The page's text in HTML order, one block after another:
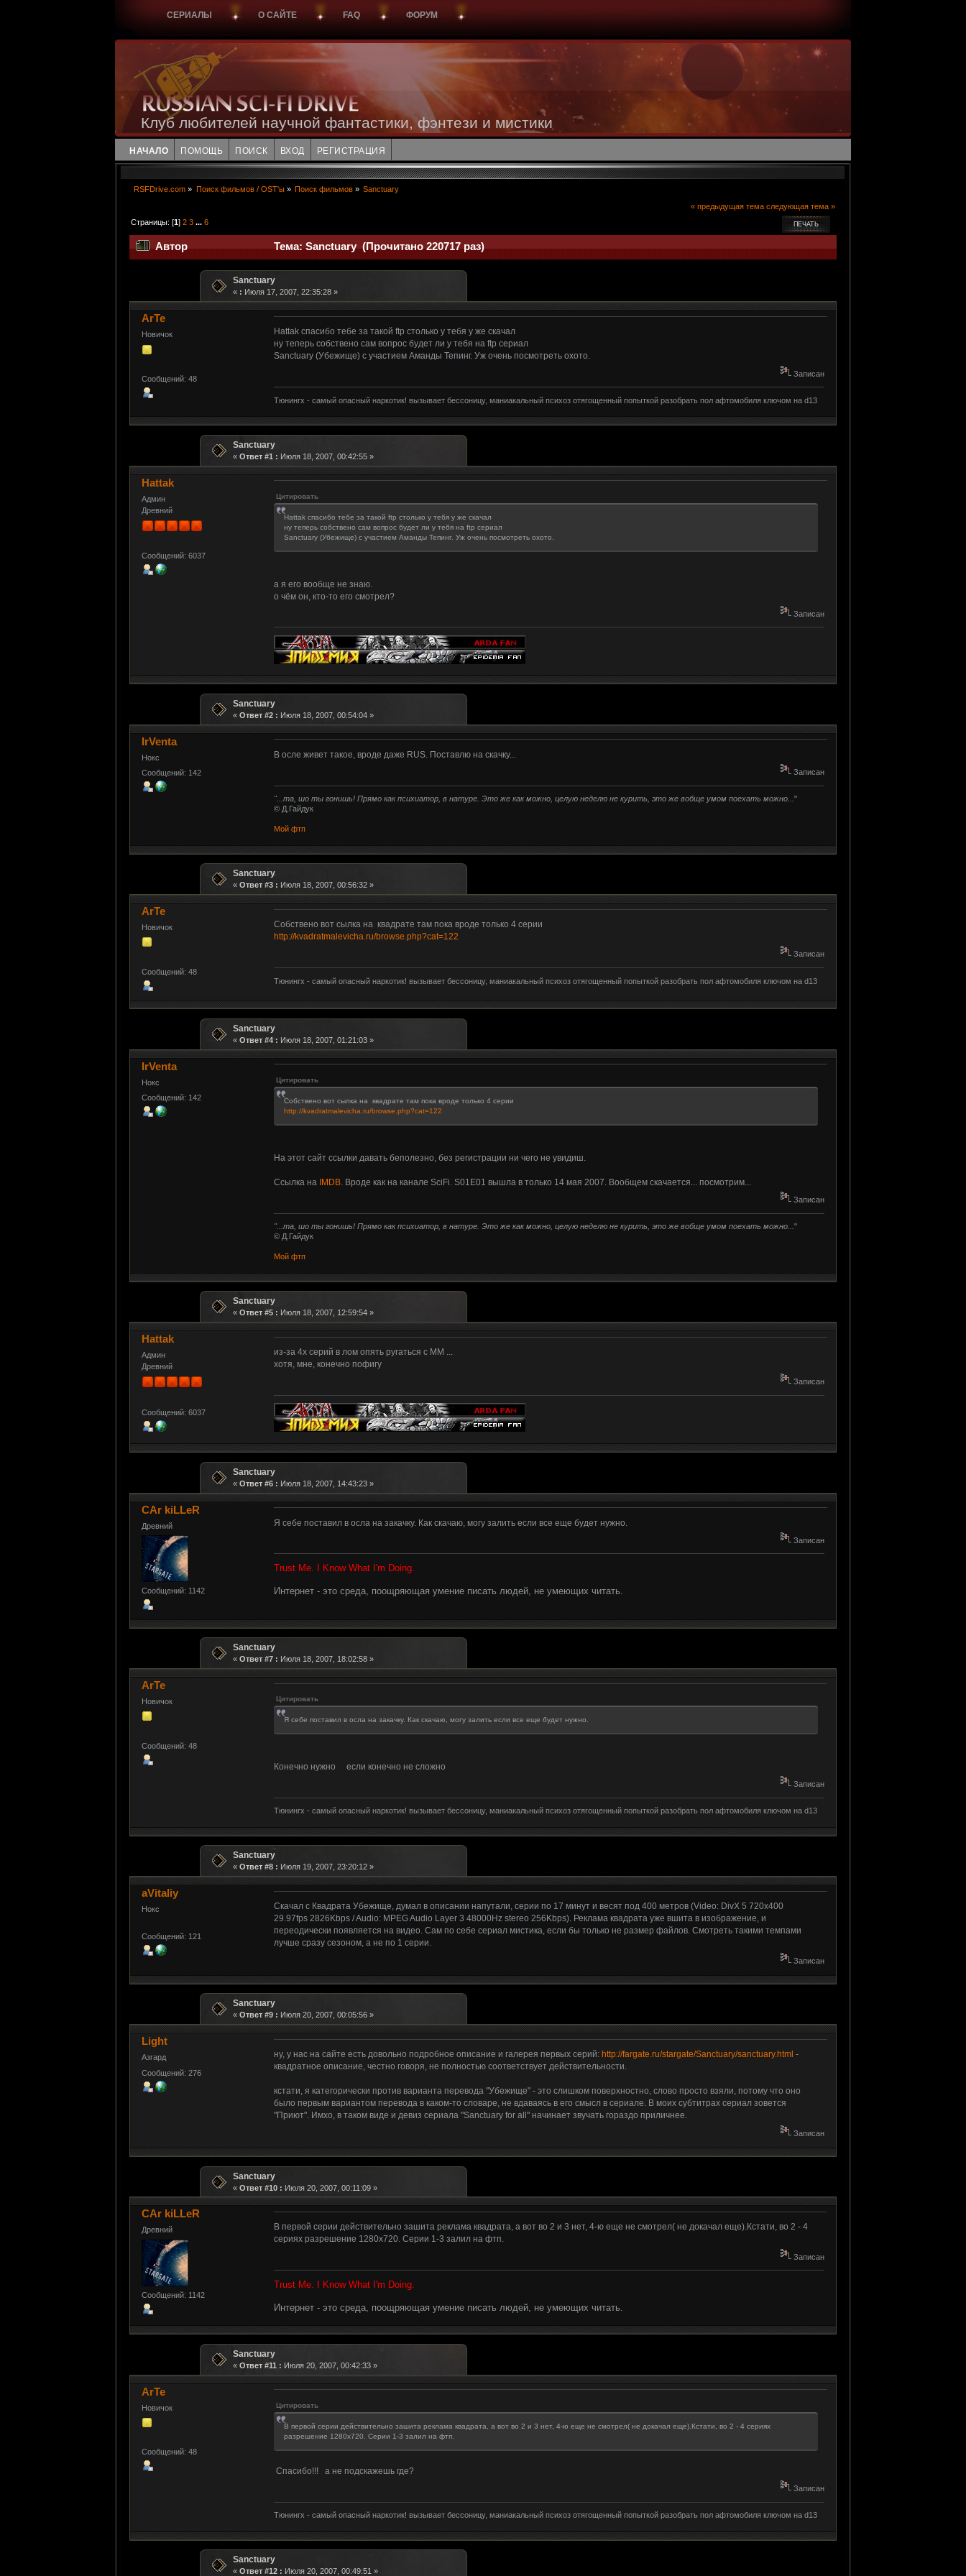
СЕРИАЛЫ О САЙТЕ FAQ ФОРУМ
Клуб любителей научной фантастики, фэнтези и мистики
НАЧАЛО ПОМОЩЬ ПОИСК ВХОД РЕГИСТРАЦИЯ
RSFDrive.com » Поиск фильмов / OST'ы» Поиск фильмов» Sanctuary
« предыдущая тема следующая тема »
ПЕЧАТЬ
Страницы: [1]2 3 ...6
Автор Тема: Sanctuary (Прочитано 220717 раз)
Sanctuary
« : Июля 17, 2007, 22:35:28 »
ArTe
Новичок
Сообщений: 48
Hattak спасибо тебе за такой ftp столько у тебя у же скачал
ну теперь собствено сам вопрос будет ли у тебя на ftp сериал
Sanctuary (Убежище) с участием Аманды Тепинг. Уж очень посмотреть охото.
Записан
Тюнингх - самый опасный наркотик! вызывает бессоницу, маниакальный психоз отягощенный попыткой разобрать пол афтомобиля ключом на d13
Sanctuary
«Ответ #1 : Июля 18, 2007, 00:42:55 »
Hattak
Админ
Древний
Сообщений: 6037
Цитировать
Hattak спасибо тебе за такой ftp столько у тебя у же скачал
ну теперь собствено сам вопрос будет ли у тебя на ftp сериал
Sanctuary (Убежище) с участием Аманды Тепинг. Уж очень посмотреть охото.
а я его вообще не знаю.
о чём он, кто-то его смотрел?
Записан
Sanctuary
«Ответ #2 : Июля 18, 2007, 00:54:04 »
IrVenta
Нокс
Сообщений: 142
В осле живет такое, вроде даже RUS. Поставлю на скачку...
Записан
"...та, шо ты гонишь! Прямо как психиатор, в натуре. Это же как можно, целую неделю не курить, это же вобще умом поехать можно... "
© Д.Гайдук
Мой фтп
Sanctuary
«Ответ #3 : Июля 18, 2007, 00:56:32 »
ArTe
Новичок
Сообщений: 48
Собствено вот сылка на квадрате там пока вроде только 4 серии
http://kvadratmalevicha.ru/browse.php?cat=122
Записан
Тюнингх - самый опасный наркотик! вызывает бессоницу, маниакальный психоз отягощенный попыткой разобрать пол афтомобиля ключом на d13
Sanctuary
«Ответ #4 : Июля 18, 2007, 01:21:03 »
IrVenta
Нокс
Сообщений: 142
Цитировать
Собствено вот сылка на квадрате там пока вроде только 4 серии
http://kvadratmalevicha.ru/browse.php?cat=122
На этот сайт ссылки давать беполезно, без регистрации ни чего не увидиш.
Ссылка на IMDB. Вроде как на канале SciFi. S01E01 вышла в только 14 мая 2007. Вообщем скачается... посмотрим...
Записан
"...та, шо ты гонишь! Прямо как психиатор, в натуре. Это же как можно, целую неделю не курить, это же вобще умом поехать можно... "
© Д.Гайдук
Мой фтп
Sanctuary
«Ответ #5 : Июля 18, 2007, 12:59:54 »
Hattak
Админ
Древний
Сообщений: 6037
из-за 4х серий в лом опять ругаться с ММ ...
хотя, мне, конечно пофигу
Записан
Sanctuary
«Ответ #6 : Июля 18, 2007, 14:43:23 »
CAr kiLLeR
Древний
Сообщений: 1142
Я себе поставил в осла на закачку. Как скачаю, могу залить если все еще будет нужно.
Записан
Trust Me. I Know What I'm Doing.
Интернет - это среда, поощряющая умение писать людей, не умеющих читать.
Sanctuary
«Ответ #7 : Июля 18, 2007, 18:02:58 »
ArTe
Новичок
Сообщений: 48
Цитировать
Я себе поставил в осла на закачку. Как скачаю, могу залить если все еще будет нужно.
Конечно нужно если конечно не сложно
Записан
Тюнингх - самый опасный наркотик! вызывает бессоницу, маниакальный психоз отягощенный попыткой разобрать пол афтомобиля ключом на d13
Sanctuary
«Ответ #8 : Июля 19, 2007, 23:20:12 »
aVitaliy
Нокс
Сообщений: 121
Скачал с Квадрата Убежище, думал в описании напутали, серии по 17 минут и весят под 400 метров (Video: DivX 5 720x400
29.97fps 2826Kbps / Audio: MPEG Audio Layer 3 48000Hz stereo 256Kbps). Реклама квадрата уже вшита в изображение, и
переодически появляется на видео. Сам по себе сериал мистика, если бы только не размер файлов. Смотреть такими темпами
лучше сразу сезоном, а не по 1 серии.
Записан
Sanctuary
«Ответ #9 : Июля 20, 2007, 00:05:56 »
Light
Азгард
Сообщений: 276
ну, у нас на сайте есть довольно подробное описание и галерея первых серий: http://fargate.ru/stargate/Sanctuary/sanctuary.html -
квадратное описание, честно говоря, не полностью соответствует действительности.
кстати, я категорически против варианта перевода "Убежище" - это слишком поверхностно, слово просто взяли, потому что оно
было первым вариантом перевода в каком-то словаре, не вдаваясь в его смысл в сериале. В моих субтитрах сериал зовется
"Приют". Имхо, в таком виде и девиз сериала "Sanctuary for all" начинает звучать гораздо приличнее.
Записан
Sanctuary
«Ответ #10 : Июля 20, 2007, 00:11:09 »
CAr kiLLeR
Древний
Сообщений: 1142
В первой серии действительно зашита реклама квадрата, а вот во 2 и 3 нет, 4-ю еще не смотрел( не докачал еще).Кстати, во 2 - 4
сериях разрешение 1280х720. Серии 1-3 залил на фтп.
Записан
Trust Me. I Know What I'm Doing.
Интернет - это среда, поощряющая умение писать людей, не умеющих читать.
Sanctuary
«Ответ #11 : Июля 20, 2007, 00:42:33 »
ArTe
Новичок
Сообщений: 48
Цитировать
В первой серии действительно зашита реклама квадрата, а вот во 2 и 3 нет, 4-ю еще не смотрел( не докачал еще).Кстати, во 2 - 4 сериях
разрешение 1280х720. Серии 1-3 залил на фтп.
Спасибо!!! а не подскажешь где?
Записан
Тюнингх - самый опасный наркотик! вызывает бессоницу, маниакальный психоз отягощенный попыткой разобрать пол афтомобиля ключом на d13
Sanctuary
«Ответ #12 : Июля 20, 2007, 00:49:51 »